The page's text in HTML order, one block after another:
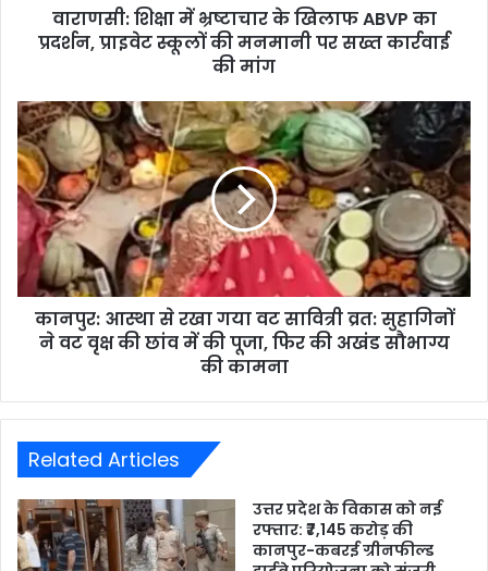
वाराणसी: शिक्षा में भ्रष्टाचार के खिलाफ ABVP का
प्रदर्शन, प्राइवेट स्कूलों की मनमानी पर सख्त कार्रवाई
की मांग
कानपुर: आस्था से रखा गया वट सावित्री व्रत: सुहागिनों
ने वट वृक्ष की छांव में की पूजा, फिर की अखंड सौभाग्य
की कामना
Related Articles
उत्तर प्रदेश के विकास को नई
रफ्तार: ₹7,145 करोड़ की
कानपुर-कबरई ग्रीनफील्ड